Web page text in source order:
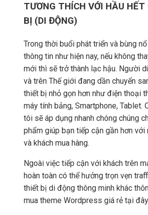
TƯƠNG THÍCH VỚI HẦU HẾT
BỊ (DI ĐỘNG)
Trong thời buổi phát triển và bùng
thông tin như hiện nay, nếu không
mới thì sẽ trở thành lạc hậu. Người
và trên Thế giới đang dần chuyển
thiết bị nhỏ gọn hơn như điện thoại
máy tính bảng, Smartphone, Tablet.
tôi sẽ áp dụng nhanh chóng chúng
phẩm giúp bạn tiếp cận gần hơn
và khách mua hàng.
Ngoài việc tiếp cận với khách trên
hoàn toàn có thể hưởng trọn vẹn
thiết bị di động thông minh khác
mua theme Wordpress giá rẻ tại